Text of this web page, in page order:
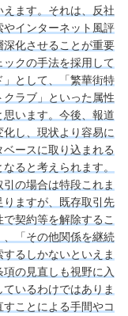
ます。それは、反社
インターネット風評
化させることが重要
クの手法を採用して
として、「繁華街特
ラブ」といった属性
います。今後、報道
し、現状より容易に
ースに取り込まれる
ると考えられます。
の場合は特段これま
ますが、既存取引先
契約等を解除するこ
「その他関係を継続
るしかないといえま
の見直しも視野に入
いるわけではありま
ことによる手間やコ